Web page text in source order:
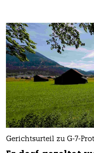
Gerichtsurteil zu G-7-